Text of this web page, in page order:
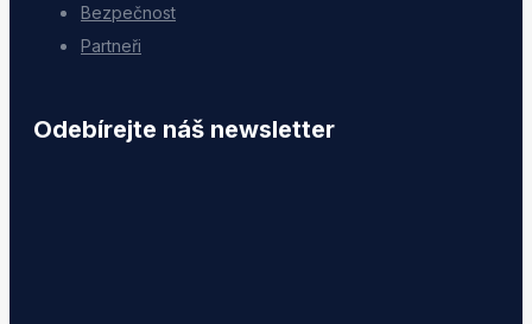
Bezpečnost
Partneři
Odebírejte náš newsletter